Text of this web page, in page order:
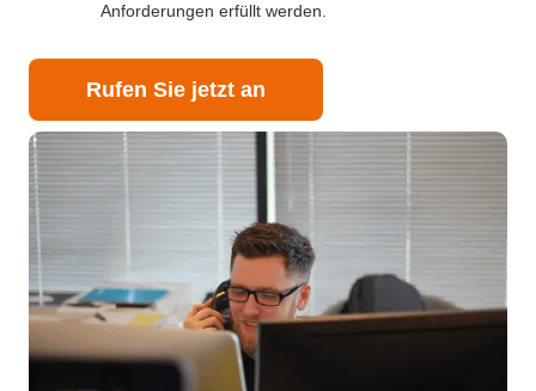
Anforderungen erfüllt werden.
Rufen Sie jetzt an